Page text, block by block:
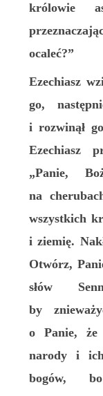
królowie
ocaleć?”
Ezechiasz
go,
i rozwinął
Ezechiasz
„Panie,
na
wszystkich
i ziemię.
Otwórz,
słów
by
o Panie, że
narody i
bogów,